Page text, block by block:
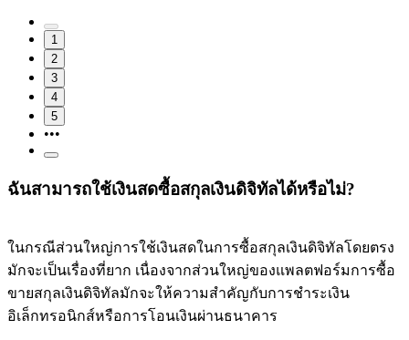
1
2
3
4
5
•••
ฉันสามารถใช้เงินสดซื้อสกุลเงินดิจิทัลได้หรือไม่?
ในกรณีส่วนใหญ่การใช้เงินสดในการซื้อสกุลเงินดิจิทัลโดยตรง
มักจะเป็นเรื่องที่ยาก เนื่องจากส่วนใหญ่ของแพลตฟอร์มการซื้อ
ขายสกุลเงินดิจิทัลมักจะให้ความสำคัญกับการชำระเงิน
อิเล็กทรอนิกส์หรือการโอนเงินผ่านธนาคาร